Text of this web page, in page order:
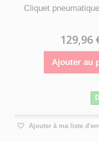
Cliquet
129,96
Ajouter au
Ajouter à ma liste